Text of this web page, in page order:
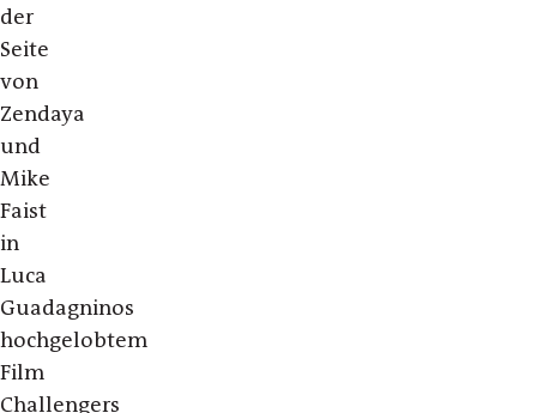
der
Seite
von
Zendaya
und
Mike
Faist
in
Luca
Guadagninos
hochgelobtem
Film
Challengers